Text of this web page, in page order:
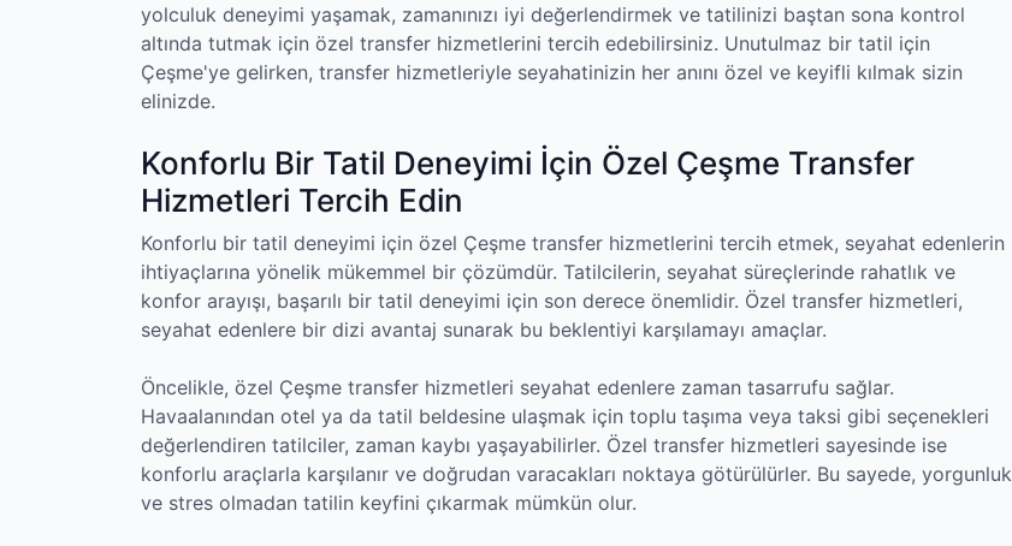
yolculuk deneyimi yaşamak, zamanınızı iyi değerlendirmek ve tatilinizi baştan sona kontrol
altında tutmak için özel transfer hizmetlerini tercih edebilirsiniz. Unutulmaz bir tatil için
Çeşme'ye gelirken, transfer hizmetleriyle seyahatinizin her anını özel ve keyifli kılmak sizin
elinizde.
Konforlu Bir Tatil Deneyimi İçin Özel Çeşme Transfer
Hizmetleri Tercih Edin
Konforlu bir tatil deneyimi için özel Çeşme transfer hizmetlerini tercih etmek, seyahat edenlerin
ihtiyaçlarına yönelik mükemmel bir çözümdür. Tatilcilerin, seyahat süreçlerinde rahatlık ve
konfor arayışı, başarılı bir tatil deneyimi için son derece önemlidir. Özel transfer hizmetleri,
seyahat edenlere bir dizi avantaj sunarak bu beklentiyi karşılamayı amaçlar.
Öncelikle, özel Çeşme transfer hizmetleri seyahat edenlere zaman tasarrufu sağlar.
Havaalanından otel ya da tatil beldesine ulaşmak için toplu taşıma veya taksi gibi seçenekleri
değerlendiren tatilciler, zaman kaybı yaşayabilirler. Özel transfer hizmetleri sayesinde ise
konforlu araçlarla karşılanır ve doğrudan varacakları noktaya götürülürler. Bu sayede, yorgunluk
ve stres olmadan tatilin keyfini çıkarmak mümkün olur.